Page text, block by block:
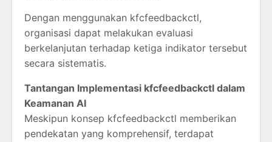
Dengan menggunakan kfcfeedbackctl,
organisasi dapat melakukan evaluasi
berkelanjutan terhadap ketiga indikator tersebut
secara sistematis.
Tantangan Implementasi kfcfeedbackctl dalam
Keamanan AI
Meskipun konsep kfcfeedbackctl memberikan
pendekatan yang komprehensif, terdapat